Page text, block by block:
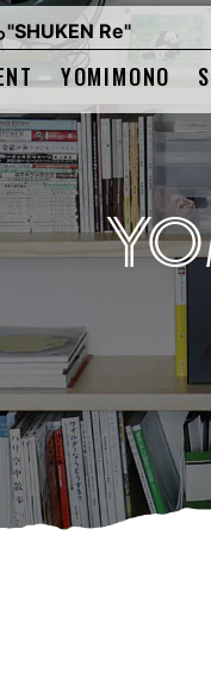
"SHUKEN Re"
YOMIMONO